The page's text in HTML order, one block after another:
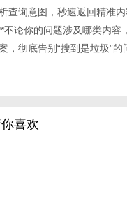
查询意图，秒速返回精准
不论你的问题涉及哪类内容
，彻底告别“搜到是垃圾”的
喜欢